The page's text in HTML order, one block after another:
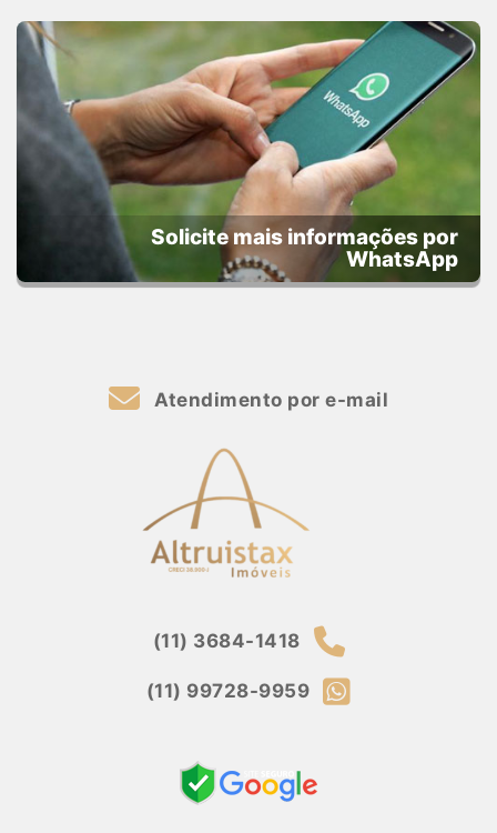
Solicite mais informações por
WhatsApp
Atendimento por e-mail
(11) 3684-1418
(11) 99728-9959